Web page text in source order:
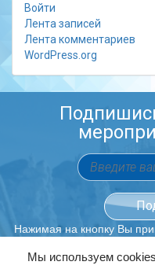
Мы используем
Войти
Лента записей
Лента комментариев
WordPress.org
Нажимая на кнопку Вы